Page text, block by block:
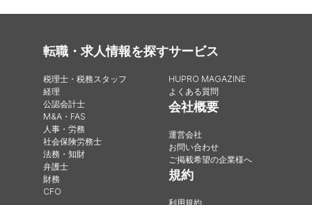
転職・求人情報を探す
税理士・税務スタッフ
経理
公認会計士
M&A・FAS
人事・労務
社会保険労務士
法務・知財
弁護士
財務
CFO
サービス
HUPRO MAGAZINE
よくある質問
会社概要
運営会社
お問い合わせ
ご掲載希望の企業様へ
規約
利用規約